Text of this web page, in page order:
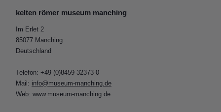
kelten römer museum manching
Im Erlet 2
85077 Manching
Deutschland
Telefon: +49 (0)8459 32373-0
Mail: info@museum-manching.de
Web: www.museum-manching.de